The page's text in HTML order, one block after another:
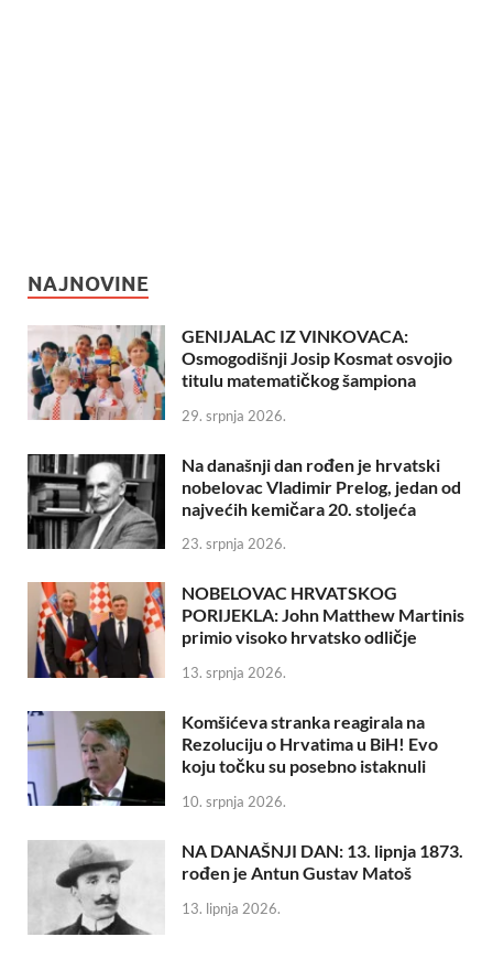
NAJNOVINE
GENIJALAC IZ VINKOVACA:
Osmogodišnji Josip Kosmat osvojio
titulu matematičkog šampiona
29. srpnja 2026.
Na današnji dan rođen je hrvatski
nobelovac Vladimir Prelog, jedan od
najvećih kemičara 20. stoljeća
23. srpnja 2026.
NOBELOVAC HRVATSKOG
PORIJEKLA: John Matthew Martinis
primio visoko hrvatsko odličje
13. srpnja 2026.
Komšićeva stranka reagirala na
Rezoluciju o Hrvatima u BiH! Evo
koju točku su posebno istaknuli
10. srpnja 2026.
NA DANAŠNJI DAN: 13. lipnja 1873.
rođen je Antun Gustav Matoš
13. lipnja 2026.